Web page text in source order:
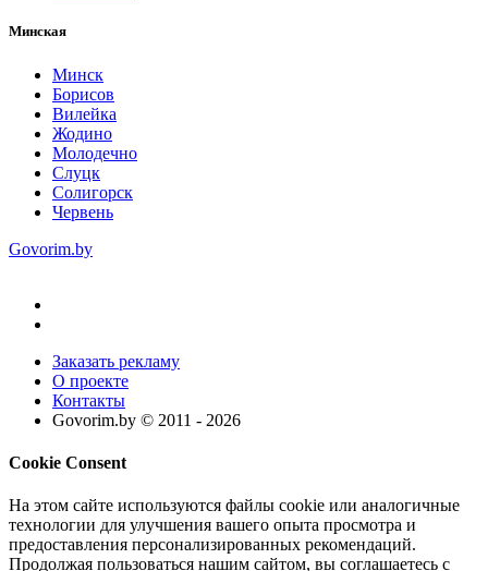
Минская
Минск
Борисов
Вилейка
Жодино
Молодечно
Слуцк
Солигорск
Червень
Govorim.by
Заказать рекламу
О проекте
Контакты
Govorim.by © 2011 - 2026
Cookie Consent
На этом сайте используются файлы cookie или аналогичные
технологии для улучшения вашего опыта просмотра и
предоставления персонализированных рекомендаций.
Продолжая пользоваться нашим сайтом, вы соглашаетесь с